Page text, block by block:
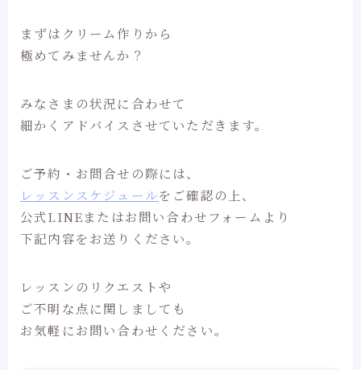
まずはクリーム作りから
極めてみませんか？
みなさまの状況に合わせて
細かくアドバイスさせていただきます。
ご予約・お問合せの際には、
レッスンスケジュールをご確認の上、
公式LINEまたはお問い合わせフォームより
下記内容をお送りください。
レッスンのリクエストや
ご不明な点に関しましても
お気軽にお問い合わせください。